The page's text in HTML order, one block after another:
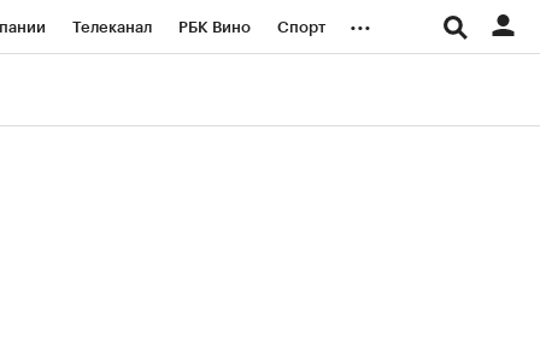
Телеканал РБК Вино Спорт ...